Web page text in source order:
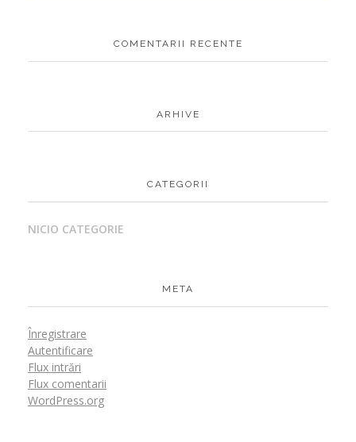
COMENTARII RECENTE
ARHIVE
CATEGORII
NICIO CATEGORIE
META
Înregistrare
Autentificare
Flux intrări
Flux comentarii
WordPress.org